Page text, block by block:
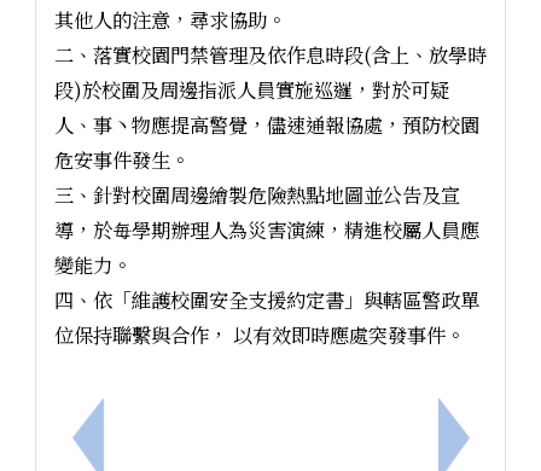
上一筆：臺南市115年度兒童權利公約創意圖卡徵選
其他人的注意，尋求協助。
二、落實校園門禁管理及依作息時段(含上、放學時
段)於校圍及周邊指派人員實施巡邏，對於可疑
人、事丶物應提高警覺，儘速通報協處，預防校園
危安事件發生。
三、針對校圍周邊繪製危險熱點地圖並公告及宣
導，於毎學期辦理人為災害演練，精進校屬人員應
變能力。
四、依「維護校圍安全支援約定書」與轄區警政單
位保持聯繫與合作， 以有效即時應處突發事件。
下一筆：